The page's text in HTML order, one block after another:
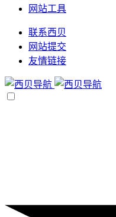
网站工具
联系西贝
网站提交
友情链接